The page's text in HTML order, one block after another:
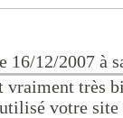
16/12/2007 à
très
votre site